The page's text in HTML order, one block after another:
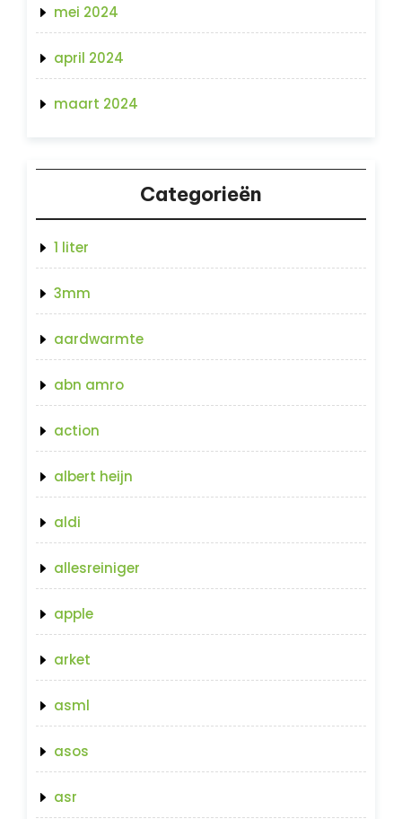
mei 2024
april 2024
maart 2024
Categorieën
1 liter
3mm
aardwarmte
abn amro
action
albert heijn
aldi
allesreiniger
apple
arket
asml
asos
asr